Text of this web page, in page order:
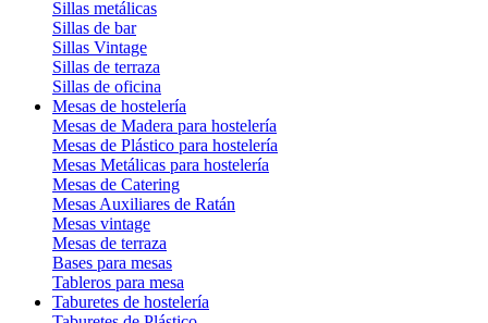
Sillas metálicas
Sillas de bar
Sillas Vintage
Sillas de terraza
Sillas de oficina
Mesas de hostelería
Mesas de Madera para hostelería
Mesas de Plástico para hostelería
Mesas Metálicas para hostelería
Mesas de Catering
Mesas Auxiliares de Ratán
Mesas vintage
Mesas de terraza
Bases para mesas
Tableros para mesa
Taburetes de hostelería